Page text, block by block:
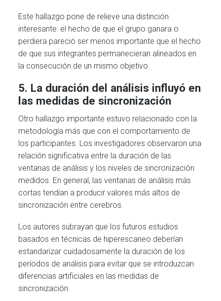
Este hallazgo pone de relieve una distinción
interesante: el hecho de que el grupo ganara o
perdiera pareció ser menos importante que el hecho
de que sus integrantes permanecieran alineados en
la consecución de un mismo objetivo.
5. La duración del análisis influyó en
las medidas de sincronización
Otro hallazgo importante estuvo relacionado con la
metodología más que con el comportamiento de
los participantes. Los investigadores observaron una
relación significativa entre la duración de las
ventanas de análisis y los niveles de sincronización
medidos. En general, las ventanas de análisis más
cortas tendían a producir valores más altos de
sincronización entre cerebros.
Los autores subrayan que los futuros estudios
basados en técnicas de hiperescaneo deberían
estandarizar cuidadosamente la duración de los
períodos de análisis para evitar que se introduzcan
diferencias artificiales en las medidas de
sincronización.